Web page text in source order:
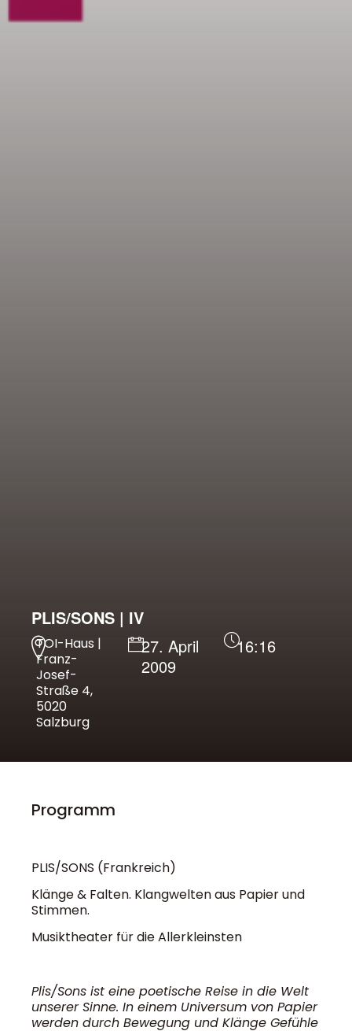
PLIS/SONS | IV
TOI-Haus |
Franz-
Josef-
Straße 4,
5020
Salzburg
27. April
2009
16:16
Programm
PLIS/SONS (Frankreich)
Klänge & Falten. Klangwelten aus Papier und
Stimmen.
Musiktheater für die Allerkleinsten
Plis/Sons ist eine poetische Reise in die Welt
unserer Sinne. In einem Universum von Papier
werden durch Bewegung und Klänge Gefühle